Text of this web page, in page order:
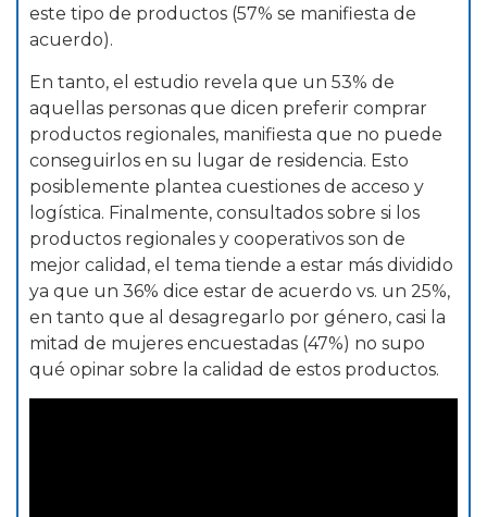
este tipo de productos (57% se manifiesta de
acuerdo).
En tanto, el estudio revela que un 53% de
aquellas personas que dicen preferir comprar
productos regionales, manifiesta que no puede
conseguirlos en su lugar de residencia. Esto
posiblemente plantea cuestiones de acceso y
logística. Finalmente, consultados sobre si los
productos regionales y cooperativos son de
mejor calidad, el tema tiende a estar más dividido
ya que un 36% dice estar de acuerdo vs. un 25%,
en tanto que al desagregarlo por género, casi la
mitad de mujeres encuestadas (47%) no supo
qué opinar sobre la calidad de estos productos.